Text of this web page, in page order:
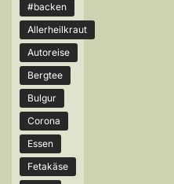
#backen
Allerheilkraut
Autoreise
Bergtee
Bulgur
Corona
Essen
Fetakäse